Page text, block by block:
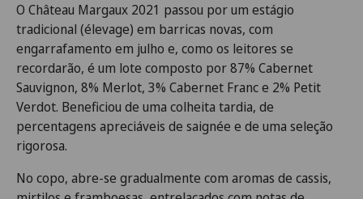
O Château Margaux 2021 passou por um estágio
tradicional (élevage) em barricas novas, com
engarrafamento em julho e, como os leitores se
recordarão, é um lote composto por 87% Cabernet
Sauvignon, 8% Merlot, 3% Cabernet Franc e 2% Petit
Verdot. Beneficiou de uma colheita tardia, de
percentagens apreciáveis de saignée e de uma seleção
rigorosa.
No copo, abre-se gradualmente com aromas de cassis,